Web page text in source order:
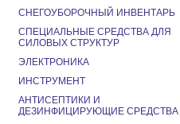
СНЕГОУБОРОЧНЫЙ ИНВЕНТАРЬ
СПЕЦИАЛЬНЫЕ СРЕДСТВА ДЛЯ
СИЛОВЫХ СТРУКТУР
ЭЛЕКТРОНИКА
ИНСТРУМЕНТ
АНТИСЕПТИКИ И
ДЕЗИНФИЦИРУЮЩИЕ СРЕДСТВА